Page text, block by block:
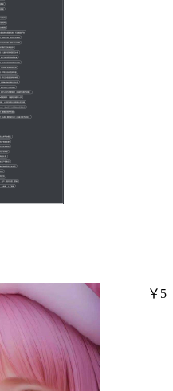
￥5